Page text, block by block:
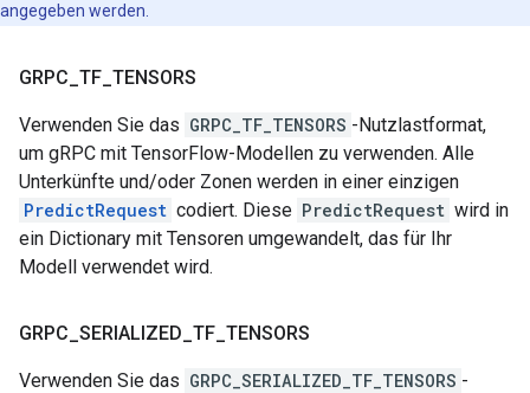
angegeben werden.
GRPC TF TENSORS
Verwenden Sie das GRPC_TF_TENSORS -Nutzlastformat,
um gRPC mit TensorFlow-Modellen zu verwenden. Alle
Unterkünfte und/oder Zonen werden in einer einzigen
PredictRequest codiert. Diese PredictRequest wird in
ein Dictionary mit Tensoren umgewandelt, das für Ihr
Modell verwendet wird.
GRPC SERIALIZED TF TENSORS
Verwenden Sie das GRPC_SERIALIZED_TF_TENSORS -